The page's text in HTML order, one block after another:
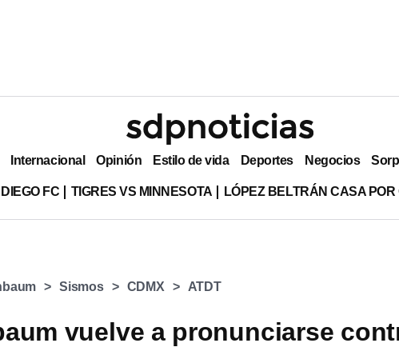
Internacional Opinión Estilo de vida Deportes Negocios
FC TIGRES VS MINNESOTA LÓPEZ BELTRÁN CASA
Sismos CDMX ATDT
vuelve a pronunciarse